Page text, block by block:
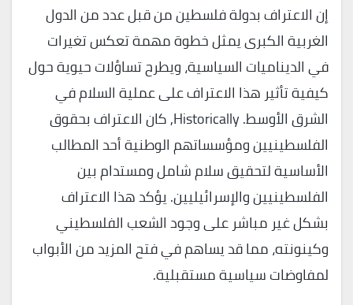
إن الاعتراف بدولة فلسطين من قبل عدد من الدول
الغربية الكبرى يمثل خطوة مهمة تعكس تغيرات
في الديناميات السياسية، ويطرح تساؤلات حيوية حول
كيفية تأثير هذا الاعتراف على عملية السلام في
الشرق الأوسط. Historically, كان الاعتراف بحقوق
الفلسطينيين ومؤسساتهم الوطنية أحد المطالب
الأساسية لتحقيق سلام شامل ومستدام بين
الفلسطينيين والإسرائيليين. يؤكد هذا الاعتراف
بشكل غير مباشر على وجود الشعب الفلسطيني
وكينونته، مما قد يساهم في فتح المزيد من الأبواب
لمفاوضات سياسية مستقبلية.